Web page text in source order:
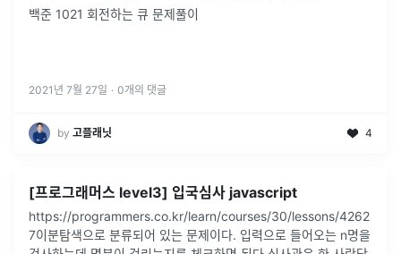
백준 1021 회전하는 큐 문제풀이
2021년 7월 27일 · 0개의 댓글
by 고플래닛 4
[프로그래머스 level3] 입국심사 javascript
https://programmers.co.kr/learn/courses/30/lessons/4262
7이분탐색으로 분류되어 있는 문제이다. 입력으로 들어오는 n명을